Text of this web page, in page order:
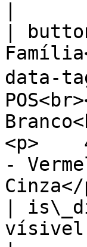
|
data-
<p>
-
|
vísivel